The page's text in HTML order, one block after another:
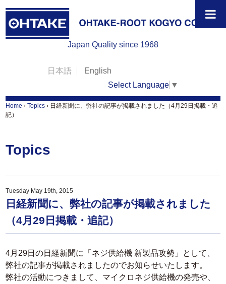
Japan Quality since 1968
日本語
English
Select Language ▼
Home › Topics › 日経新聞に、弊社の記事が掲載されました（4月29日掲載・追
記）
Topics
Tuesday May 19th, 2015
日経新聞に、弊社の記事が掲載されました
（4月29日掲載・追記）
4月29日の日経新聞に「ネジ供給機 新製品攻勢」として、
弊社の記事が掲載されましたのでお知らせいたします。
弊社の活動につきまして、マイクロネジ供給機の発売や、